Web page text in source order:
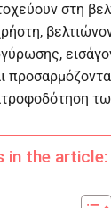
στη
in the article: